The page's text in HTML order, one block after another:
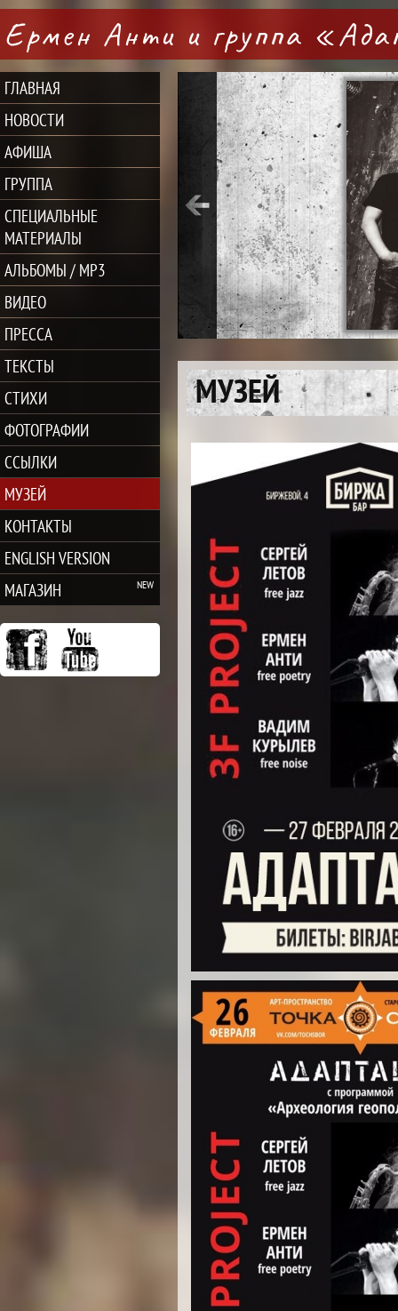
Ермен Анти и группа
ГЛАВНАЯ
НОВОСТИ
АФИША
ГРУППА
СПЕЦИАЛЬНЫЕ
МАТЕРИАЛЫ
АЛЬБОМЫ / MP3
ВИДЕО
ПРЕССА
ТЕКСТЫ
СТИХИ
ФОТОГРАФИИ
ССЫЛКИ
МУЗЕЙ
КОНТАКТЫ
ENGLISH VERSION
МАГАЗИН
МУЗЕЙ